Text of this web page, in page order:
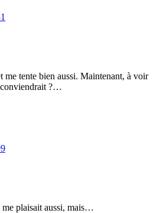
me tente bien aussi. Maintenant, à voir
conviendrait ?…
plaisait aussi, mais…